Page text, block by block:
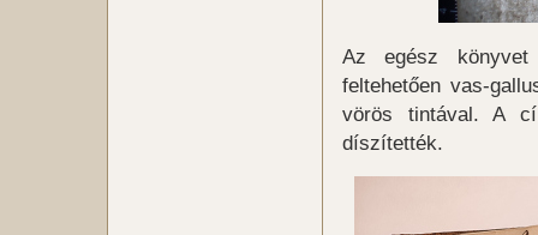
Az egész
feltehetően vas-
vörös tintával. A
díszítették.